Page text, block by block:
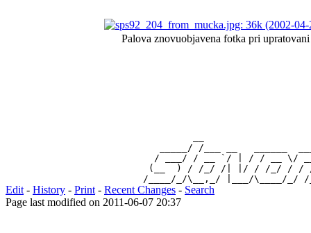
Palova znovuobjavena fotka pri
_____/ /___ __   ______
/ ___/ / __ `/ | / / __ \/
(__  ) / /_/ /| |/ / /_/ / /
Edit - History - Print - Recent Changes - Search
Page last modified on 2011-06-07 20:37